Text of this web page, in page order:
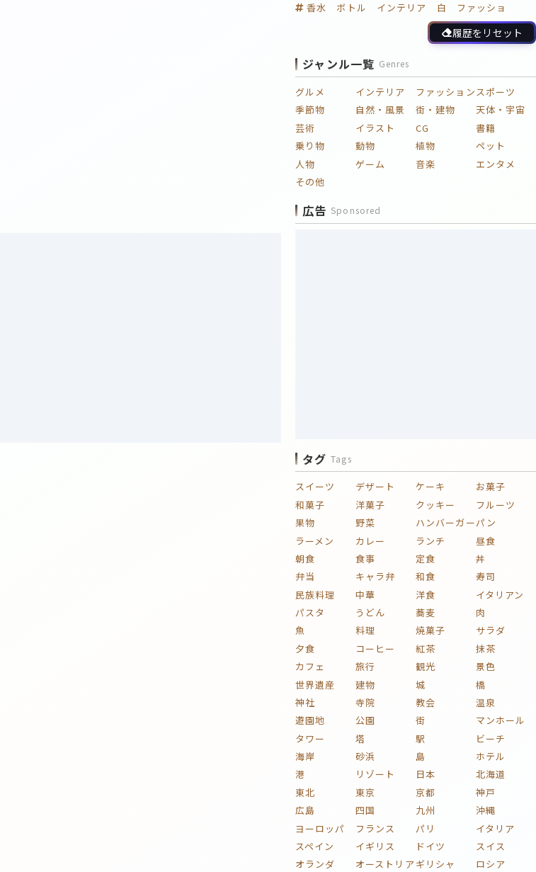
香水 ボトル インテリア 白 ファッショ
履歴をリセット
ジャンル一覧 Genres
グルメ インテリア ファッションスポーツ
季節物
自然・風景 街・建物
天体・宇宙
芸術
イラスト CG
書籍
乗り物
動物 植物
ペット
人物
ゲーム 音楽
エンタメ
その他
広告 Sponsored
タグ Tags
スイーツ デザート ケーキ
お菓子
和菓子
洋菓子 クッキー
フルーツ
果物
野菜 ハンバーガーパン
ラーメン
カレー ランチ
昼食
朝食
食事 定食
丼
弁当
キャラ弁 和食
寿司
民族料理
中華 洋食
イタリアン
パスタ
うどん 蕎麦
肉
魚
料理 焼菓子
サラダ
夕食
コーヒー 紅茶
抹茶
カフェ
旅行 観光
景色
世界遺産
建物 城
橋
神社
寺院 教会
温泉
遊園地
公園 街
マンホール
タワー
塔 駅
ビーチ
海岸
砂浜 島
ホテル
港
リゾート 日本
北海道
東北
東京 京都
神戸
広島
四国 九州
沖縄
ヨーロッパ
フランス パリ
イタリア
スペイン
イギリス ドイツ
スイス
オランダ
オーストリア ギリシャ
ロシア